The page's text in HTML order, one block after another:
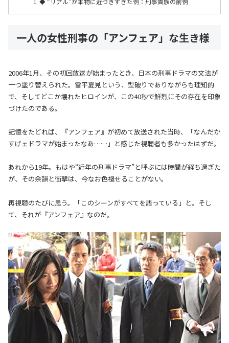
一人の女性刑事の「アンフェア」な生き様
2006年1月、その初回放送が始まったとき、日本の刑事ドラマの文法が
一つ塗り替えられた。雪平夏見という、型破りでありながらも理知的
で、そしてどこか壊れたヒロインが、この40秒で鮮烈にその存在を印象
づけたのである。
記憶をたどれば、『アンフェア』が初めて放送された当時、「なんだか
すげェドラマが始まったなあ……」と感じた視聴者も多かったはずだ。
あれから19年。もはや“近年の刑事ドラマ”と呼ぶには時間が経ち過ぎた
が、その余韻と衝撃は、今なお色褪せることがない。
再視聴のたびに思う。「このシーンがすべてを語っている」と。そし
て、それが『アンフェア』なのだ。